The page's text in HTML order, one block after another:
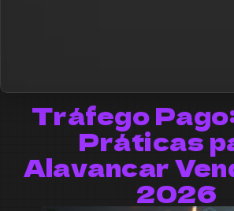
Tráfego
Práticas
Alavancar
2026